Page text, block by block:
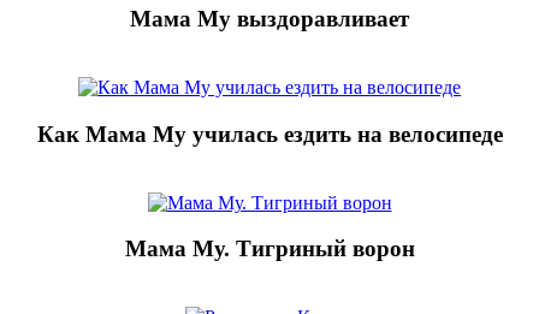
Мама Му выздоравливает
Как Мама Му училась ездить на велосипеде
Мама Му. Тигриный ворон